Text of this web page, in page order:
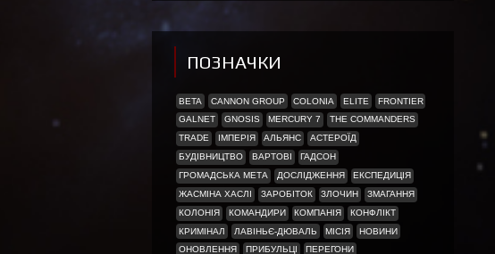
ПОЗНАЧКИ
BETA CANNON GROUP COLONIA ELITE
FRONTIER
GALNET
GNOSIS MERCURY 7
THE COMMANDERS
TRADE
ІМПЕРІЯ АЛЬЯНС
АСТЕРОЇД
БУДІВНИЦТВО
ВАРТОВІ
ГАДСОН
ГРОМАДСЬКА МЕТА
ДОСЛІДЖЕННЯ
ЕКСПЕДИЦІЯ
ЖАСМІНА ХАСЛІ
ЗАРОБІТОК ЗЛОЧИН
ЗМАГАННЯ
КОЛОНІЯ
КОМАНДИРИ КОМПАНІЯ
КОНФЛІКТ
КРИМІНАЛ
ЛАВІНЬЄ-ДЮВАЛЬ МІСІЯ
НОВИНИ
ОНОВЛЕННЯ
ПРИБУЛЬЦІ ПЕРЕГОНИ